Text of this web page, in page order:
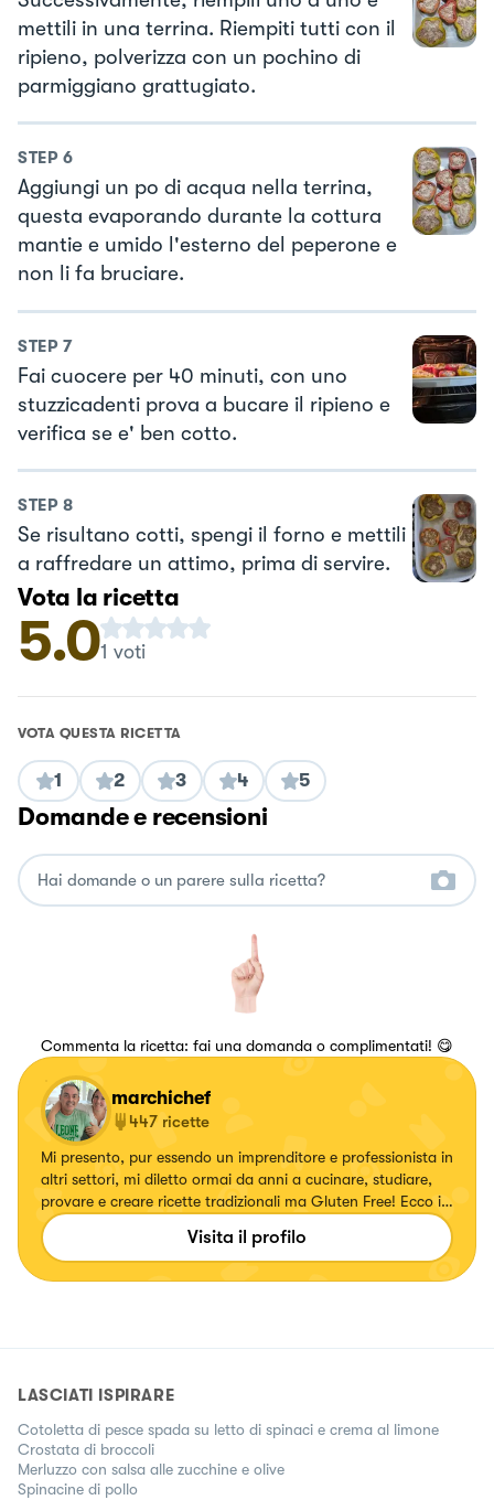
mettili in una terrina. Riempiti tutti con il
ripieno, polverizza con un pochino di
parmiggiano grattugiato.
STEP 6
Aggiungi un po di acqua nella terrina,
questa evaporando durante la cottura
mantie e umido l'esterno del peperone e
non li fa bruciare.
STEP 7
Fai cuocere per 40 minuti, con uno
stuzzicadenti prova a bucare il ripieno e
verifica se e' ben cotto.
STEP 8
Se risultano cotti, spengi il forno e mettili
a raffredare un attimo, prima di servire.
Vota la ricetta
5.01 voti
VOTA QUESTA RICETTA
1 2 3 4 5
Domande e recensioni
Commenta la ricetta: fai una domanda o complimentati! 😋
marchichef
447 ricette
Mi presento, pur essendo un imprenditore e professionista in
altri settori, mi diletto ormai da anni a cucinare, studiare,
provare e creare ricette tradizionali ma Gluten Free! Ecco in
futuro l'idea di creare un Brand Gluten Free!
Visita il profilo
LASCIATI ISPIRARE
Cotoletta di pesce spada su letto di spinaci e crema al limone
Crostata di broccoli
Merluzzo con salsa alle zucchine e olive
Spinacine di pollo